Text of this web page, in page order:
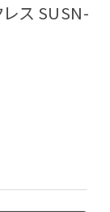
ス SUSN-